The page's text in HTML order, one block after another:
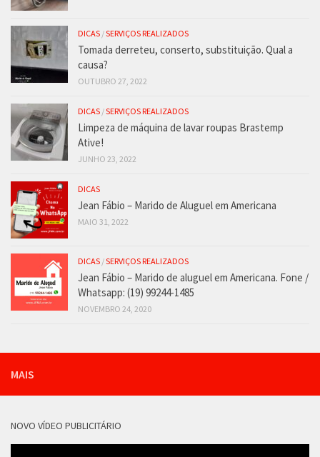
DICAS /SERVIÇOS REALIZADOS
Tomada derreteu, conserto, substituição. Qual a
causa?
OUTUBRO 27, 2022
DICAS /SERVIÇOS REALIZADOS
Limpeza de máquina de lavar roupas Brastemp
Ative!
JUNHO 23, 2022
DICAS
Jean Fábio – Marido de Aluguel em Americana
MAIO 31, 2022
DICAS /SERVIÇOS REALIZADOS
Jean Fábio – Marido de aluguel em Americana. Fone /
Whatsapp: (19) 99244-1485
NOVEMBRO 24, 2020
MAIS
NOVO VÍDEO PUBLICITÁRIO